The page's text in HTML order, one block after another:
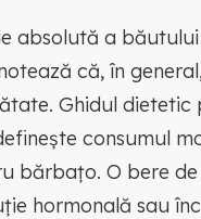
absolută a
că, în
Ghidul
consumul
bărbațo. O bere
hormonală sau